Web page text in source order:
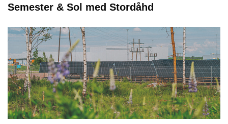
Semester & Sol med Stordåhd